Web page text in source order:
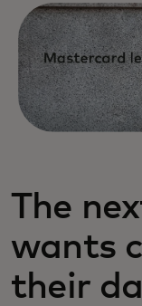
The
wants
their